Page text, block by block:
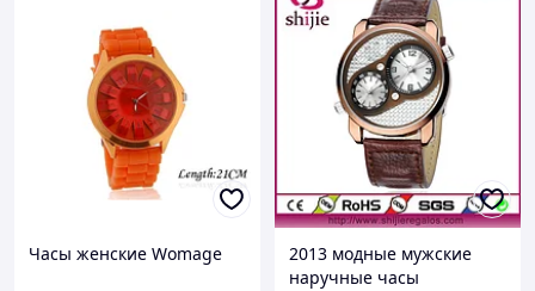
Часы женские Womage
2013 модные мужские
наручные часы